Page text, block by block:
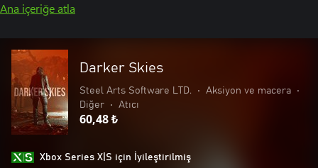
Ana içeriğe atla
Darker Skies
Steel Arts Software LTD. • Aksiyon ve macera
•
Diğer
• Atıcı
60,48 ₺
Xbox Series X|S için İyileştirilmiş